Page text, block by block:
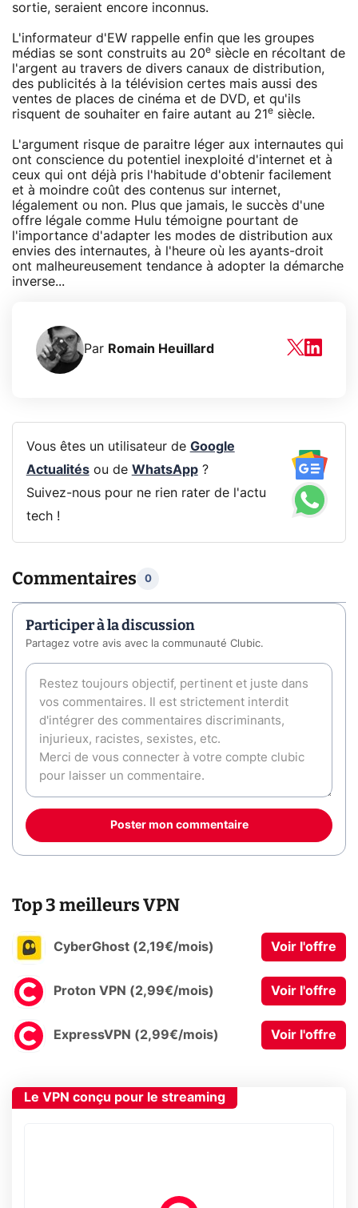
sortie, seraient encore inconnus.
L'informateur d'EW rappelle enfin que les groupes
médias se sont construits au 20e siècle en récoltant de
l'argent au travers de divers canaux de distribution,
des publicités à la télévision certes mais aussi des
ventes de places de cinéma et de DVD, et qu'ils
risquent de souhaiter en faire autant au 21 e siècle.
L'argument risque de paraitre léger aux internautes qui
ont conscience du potentiel inexploité d'internet et à
ceux qui ont déjà pris l'habitude d'obtenir facilement
et à moindre coût des contenus sur internet,
légalement ou non. Plus que jamais, le succès d'une
offre légale comme Hulu témoigne pourtant de
l'importance d'adapter les modes de distribution aux
envies des internautes, à l'heure où les ayants-droit
ont malheureusement tendance à adopter la démarche
inverse...
Par Romain Heuillard
Vous êtes un utilisateur de Google
Actualitésou de WhatsApp?
Suivez-nous pour ne rien rater de l'actu
tech !
Commentaires 0
Participer à la discussion
Partagez votre avis avec la communauté Clubic.
Poster mon commentaire
Top 3 meilleurs VPN
CyberGhost (2,19€/mois) Voir l'offre
Proton VPN (2,99€/mois) Voir l'offre
ExpressVPN (2,99€/mois) Voir l'offre
Le VPN conçu pour le streaming